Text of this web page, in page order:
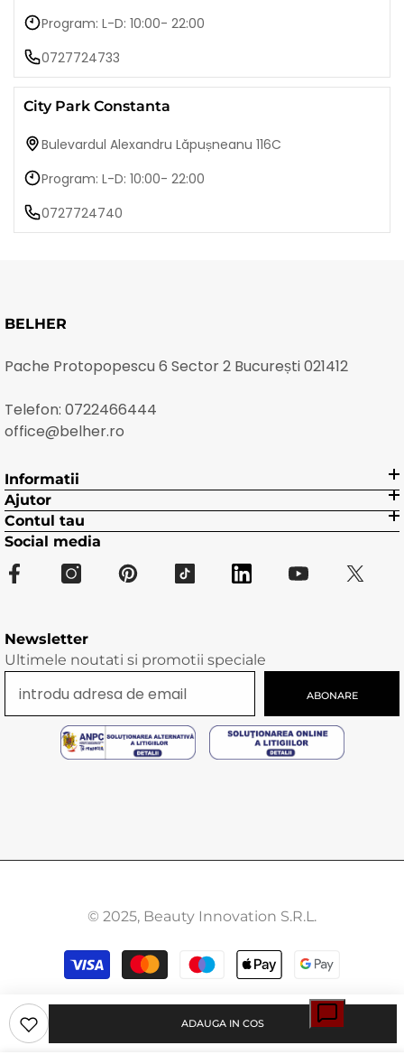
ADAUGA IN COS
Program: L-D: 10:00- 22:00
0727724733
City Park Constanta
Bulevardul Alexandru Lăpușneanu 116C
Program: L-D: 10:00- 22:00
0727724740
BELHER
Pache Protopopescu 6 Sector 2 București 021412
Telefon: 0722466444
office@belher.ro
Informatii
Ajutor
Contul tau
Social media
Newsletter
Ultimele noutati si promotii speciale
ABONARE
© 2025, Beauty Innovation S.R.L.
Modalitati
de